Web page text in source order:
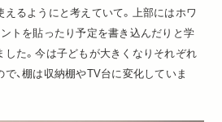
るようにと考えていて。上部にはホワ
トを貼ったり予定を書き込んだりと学
た。今は子どもが大きくなりそれぞれ
、棚は収納棚やTV台に変化していま